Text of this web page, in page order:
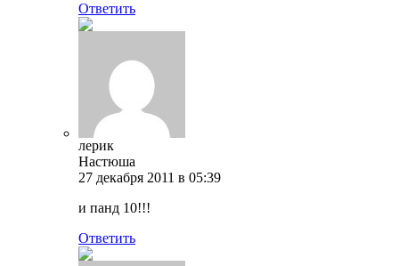
Ответить
лерик
Настюша
27 декабря 2011 в 05:39
и панд 10!!!
Ответить